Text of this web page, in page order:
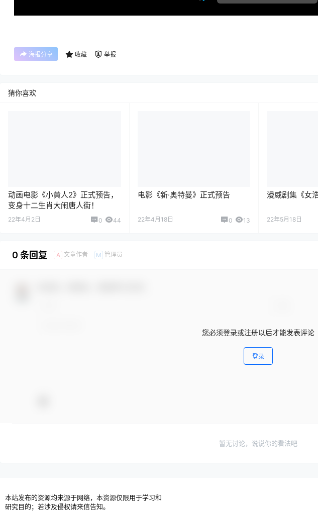
海报分享 收藏 举报
猜你喜欢
动画电影《小黄人2》正式预告，
变身十二生肖大闹唐人街！
22年4月2日 0 44
电影《新·奥特曼》正式预告
22年4月18日 0 13
漫威剧集《女
22年5月18日
0 条回复 A 文章作者 M 管理员
您必须登录或注册以后才能发表评论
登录
暂无讨论，说说你的看法吧
本站发布的资源均来源于网络，本资源仅限用于学习和
研究目的；若涉及侵权请来信告知。